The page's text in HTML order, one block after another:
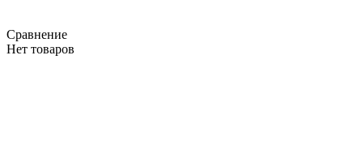
Сравнение
Нет товаров